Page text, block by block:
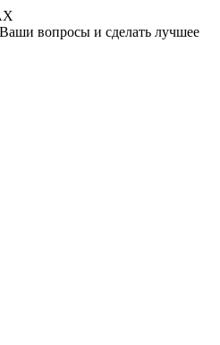
вопросы и сделать лучшее